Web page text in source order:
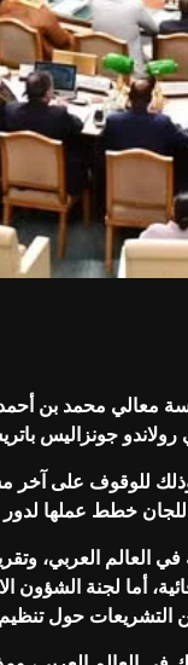
جونزاليس
وذلك للوقوف على
عملها لدور الانعقاد
العربي،
أما لجنة الشؤون